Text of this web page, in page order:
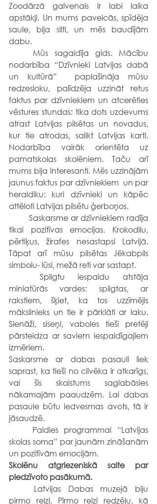
Zoodārzā galvenais ir labi laika
apstākļi. Un mums paveicās, spīdēja
saule, bija silti, un mēs baudījām
dabu.
nodarbība “Dzīvnieki Latvijas dabā
un kultūrā”  paplašināja mūsu
redzesloku, palīdzēja uzzināt retus
faktus par dzīvniekiem un atcerēties
vēstures stundas: tika dots uzdevums
atrast Latvijas pilsētas un novadus,
kur tie atrodas, salikt Latvijas karti.
Nodarbība vairāk orientēta uz
pamatskolas skolēniem. Taču arī
mums bija interesanti. Mēs uzzinājām
jaunus faktus par dzīvniekiem  un par
heraldiku: kuri dzīvnieki un kāpēc
attēloti Latvijas pilsētu ģerboņos.
tikai pozitīvas emocijas. Krokodilu,
pērtiķus, žirafes nesastapsi Latvijā.
Tāpat arī mūsu pilsētas Jēkabpils
simbolu- lūsi, mežā reti var sastapt.
miniatūrās vardes: spilgtas, ar
rakstiem, šķiet, ka tos uzzīmējis
mākslinieks un tie ir pārklāti ar laku.
Sienāži, siseņi, vaboles tieši pretēji
pārsteidza ar saviem iespaidīgajiem
izmēriem.
Saskarsme ar dabas pasauli liek
saprast, ka tieši no cilvēka ir atkarīgs,
vai šis skaistums saglabāsies
nākamajām paaudzēm. Lai dabas
pasaule būtu iedvesmas avots, tā ir
jāsaudzē.
skolas soma” par jaunām zināšanām
un pozitīvām emocijām.
Skolēnu atgriezeniskā saite par
piedzīvoto pasākumā.
pirmo reizi. Pirmo reizi redzēju, kā